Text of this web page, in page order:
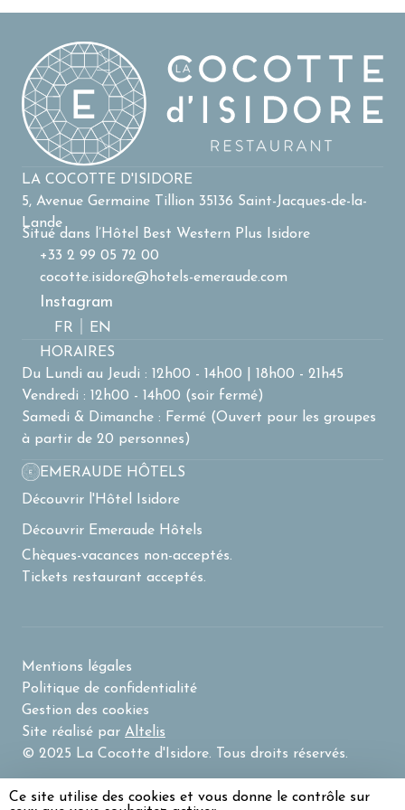
groupes : nous étudierons votre projet avec plaisir.
et le dimanche, le restaurant est fermé, sauf pour les
groupes à partir de 20 personnes. Pour réserver votre
table, rendez-vous sur notre module de réservation en
ligne ou appelez-nous au +33 2 99 05 72 00.
LA COCOTTE D'ISIDORE
5, Avenue Germaine Tillion 35136 Saint-Jacques-de-la-
Lande
Situé dans l’Hôtel Best Western Plus Isidore
+33 2 99 05 72 00
cocotte.isidore@hotels-emeraude.com
Instagram
FR
EN
HORAIRES
Du Lundi au Jeudi : 12h00 - 14h00 | 18h00 - 21h45
Vendredi : 12h00 - 14h00 (soir fermé)
Samedi & Dimanche : Fermé (Ouvert pour les groupes
à partir de 20 personnes)
EMERAUDE HÔTELS
Découvrir l'Hôtel Isidore
Découvrir Emeraude Hôtels
Chèques-vacances non-acceptés.
Tickets restaurant acceptés.
© 2025 La Cocotte d'Isidore. Tous droits réservés.
Mentions légales
Politique de confidentialité
Gestion des cookies
Site réalisé par Altelis
Ce site utilise des cookies et vous donne le contrôle sur